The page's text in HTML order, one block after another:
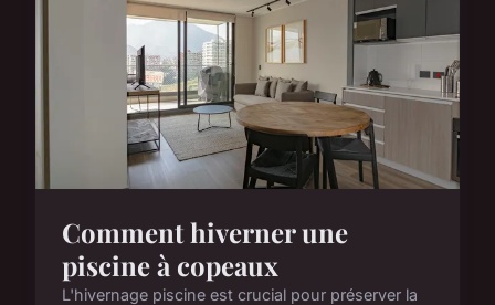
Comment hiverner une
piscine à copeaux
L'hivernage piscine est crucial pour préserver la